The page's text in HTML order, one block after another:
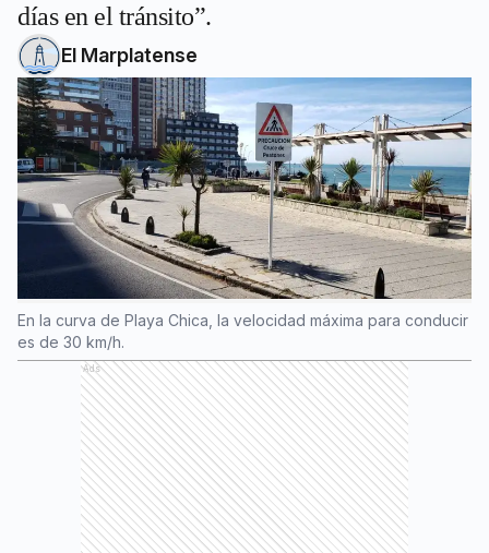
días en el tránsito”.
El Marplatense
En la curva de Playa Chica, la velocidad máxima para conducir
es de 30 km/h.
Ads